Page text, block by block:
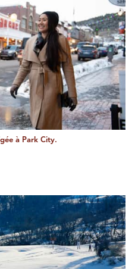
à Park City.